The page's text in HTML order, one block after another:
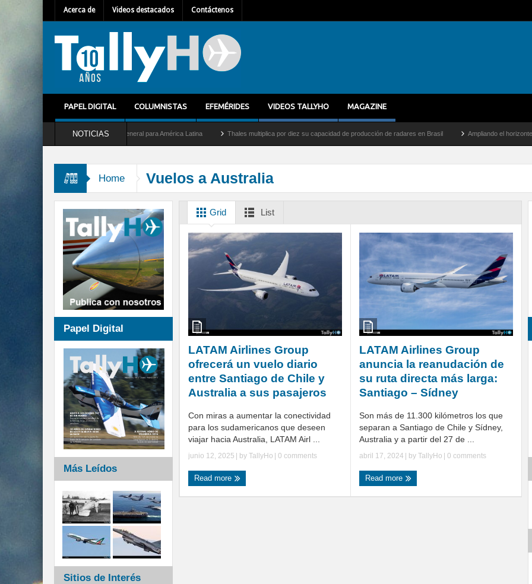
Acerca de Videos destacados Contáctenos
PAPEL DIGITAL COLUMNISTAS EFEMÉRIDES VIDEOS TALLYHO MAGAZINE
NOTICIAS
Mallet como nuevo Director General para América Latina Thales multiplica por diez su capacidad de producción de radares en Brasil Ampliando el horizonte: Dentro
Home Vuelos a Australia
Grid List
LATAM Airlines Group
ofrecerá un vuelo diario
entre Santiago de Chile y
Australia a sus pasajeros
Con miras a aumentar la conectividad
para los sudamericanos que deseen
viajar hacia Australia, LATAM Airl ...
junio 12, 2025 | by TallyHo 0 comments
Read more
LATAM Airlines Group
anuncia la reanudación de
su ruta directa más larga:
Santiago – Sídney
Son más de 11.300 kilómetros los que
separan a Santiago de Chile y Sídney,
Australia y a partir del 27 de ...
abril 17, 2024 | by TallyHo 0 comments
Read more
Papel Digital
Más Leídos
Sitios de Interés